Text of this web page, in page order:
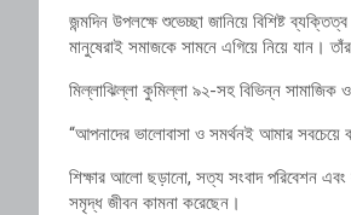
জন্মদিন উপলক্ষে শুভেচ্ছা জানিয়ে বিশিষ্ট ব্যক্তিত্ব
মানুষেরাই সমাজকে সামনে এগিয়ে নিয়ে যান।
মিল্লাঝিল্লা কুমিল্লা ৯২-সহ বিভিন্ন
“আপনাদের ভালোবাসা ও সমর্থনই আমার
শিক্ষার আলো ছড়ানো, সত্য সংবাদ পরিবেশন এবং
সমৃদ্ধ জীবন কামনা করেছেন।